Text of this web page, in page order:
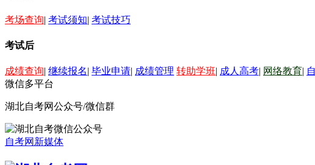
考场查询| 考试须知| 考试技巧
考试后
成绩查询| 继续报名| 毕业申请| 成绩管理 转助学班| 成人高考| 网络教育|
微信多平台
湖北自考网公众号/微信群
自考网新媒体